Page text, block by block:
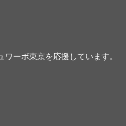
ーボ東京を応援しています。